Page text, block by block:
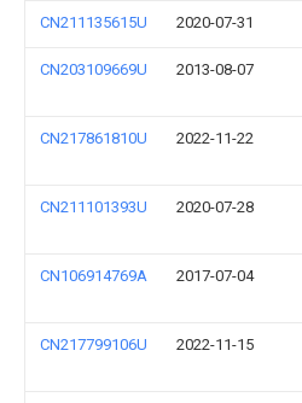
CN211135615U 2020-07-31
CN203109669U 2013-08-07
CN217861810U 2022-11-22
CN211101393U 2020-07-28
CN106914769A 2017-07-04
CN217799106U 2022-11-15